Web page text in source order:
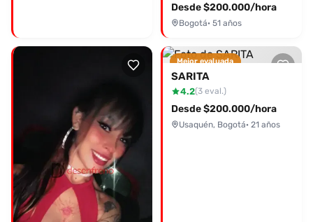
Desde $200.000/hora
Bogotá· 51 años
Mejor evaluada
SARITA
4.2(3 eval.)
Desde $200.000/hora
Usaquén, Bogotá· 21 años